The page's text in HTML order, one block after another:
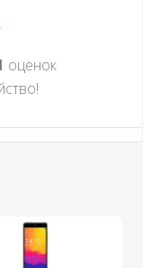
оценок